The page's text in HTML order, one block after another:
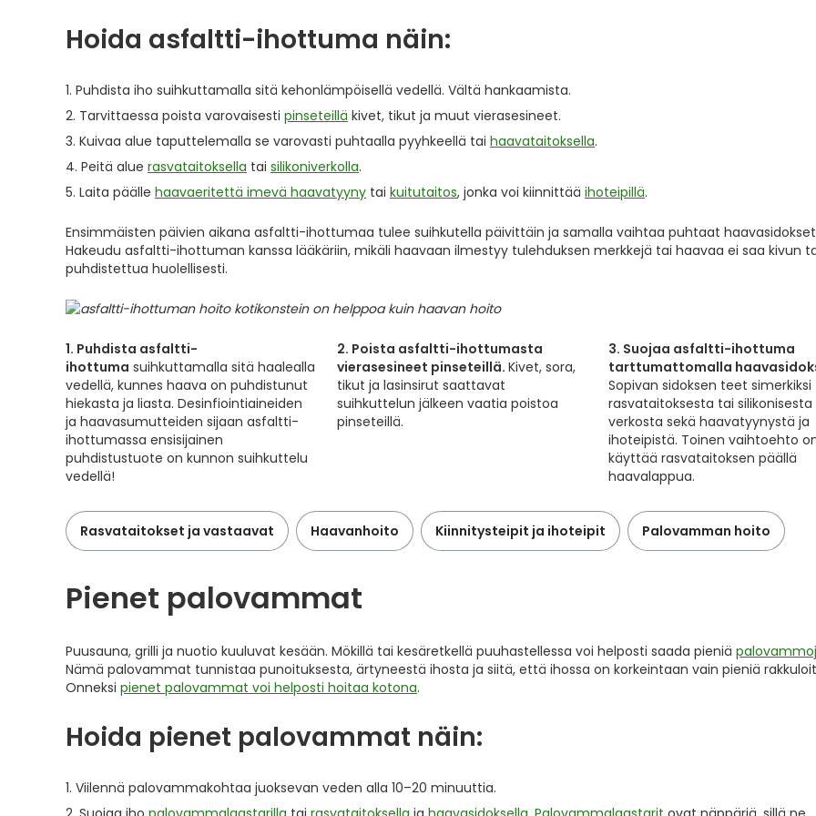
Hoida asfaltti-ihottuma näin:
Puhdista iho suihkuttamalla sitä kehonlämpöisellä vedellä. Vältä hankaamista.
Tarvittaessa poista varovaisesti pinseteillä kivet, tikut ja muut vierasesineet.
Kuivaa alue taputtelemalla se varovasti puhtaalla pyyhkeellä tai haavataitoksella.
Peitä alue rasvataitoksella tai silikoniverkolla.
Laita päälle haavaeritettä imevä haavatyyny tai kuitutaitos, jonka voi kiinnittää ihoteipillä.
Ensimmäisten päivien aikana asfaltti-ihottumaa tulee suihkutella päivittäin ja samalla vaihtaa puhtaat
Hakeudu asfaltti-ihottuman kanssa lääkäriin, mikäli haavaan ilmestyy tulehduksen merkkejä tai haavaa ei saa kivun
puhdistettua huolellisesti.
1. Puhdista asfaltti-
ihottuma suihkuttamalla sitä haalealla
vedellä, kunnes haava on puhdistunut
hiekasta ja liasta. Desinfiointiaineiden
ja haavasumutteiden sijaan asfaltti-
ihottumassa ensisijainen
puhdistustuote on kunnon suihkuttelu
vedellä!
2. Poista asfaltti-ihottumasta
vierasesineet pinseteillä. Kivet, sora,
tikut ja lasinsirut saattavat
suihkuttelun jälkeen vaatia poistoa
pinseteillä.
3. Suojaa asfaltti-ihottuma
tarttumattomalla
Sopivan sidoksen teet simerkiksi
rasvataitoksesta tai silikonisesta
verkosta sekä haavatyynystä ja
ihoteipistä. Toinen vaihtoehto
käyttää rasvataitoksen päällä
haavalappua.
Rasvataitokset ja vastaavat Haavanhoito Kiinnitysteipit ja ihoteipit Palovamman hoito
Pienet palovammat
Puusauna, grilli ja nuotio kuuluvat kesään. Mökillä tai kesäretkellä puuhastellessa voi helposti saada pieniä
Nämä palovammat tunnistaa punoituksesta, ärtyneestä ihosta ja siitä, että ihossa on korkeintaan vain pieniä
Onneksi pienet palovammat voi helposti hoitaa kotona.
Hoida pienet palovammat näin:
Viilennä palovammakohtaa juoksevan veden alla 10–20 minuuttia.